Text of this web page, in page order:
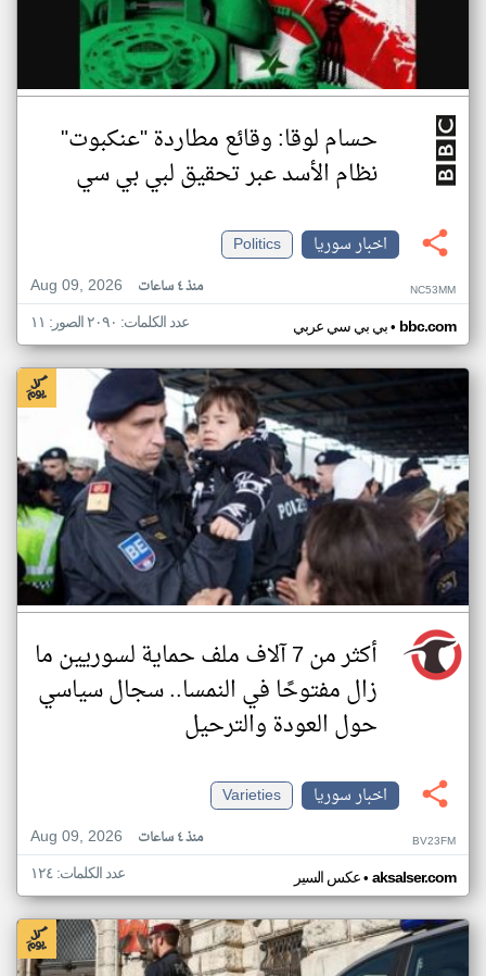
حسام لوقا: وقائع مطاردة "عنكبوت"
نظام الأسد عبر تحقيق لبي بي سي
اخبار سوريا
Politics
Aug 09, 2026
منذ ٤ ساعات NC53MM
بي بي سي عربي• bbc.com عدد الكلمات: ٢٠٩٠ الصور: ١١
أكثر من 7 آلاف ملف حماية لسوريين ما
زال مفتوحًا في النمسا.. سجال سياسي
حول العودة والترحيل
اخبار سوريا
Varieties
Aug 09, 2026
منذ ٤ ساعات BV23FM
عكس السير• aksalser.com عدد الكلمات: ١٢٤